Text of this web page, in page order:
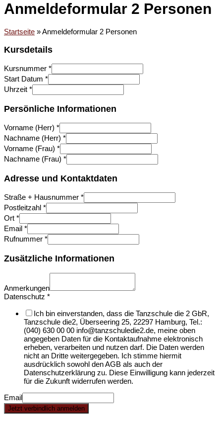
Anmeldeformular 2 Personen
Startseite »Anmeldeformular 2 Personen
Kursdetails
Kursnummer *
Start Datum *
Uhrzeit *
Persönliche Informationen
Vorname (Herr) *
Nachname (Herr) *
Vorname (Frau) *
Nachname (Frau) *
Adresse und Kontaktdaten
Straße + Hausnummer *
Postleitzahl *
Ort *
Email *
Rufnummer *
Zusätzliche Informationen
Anmerkungen
Datenschutz *
Ich bin einverstanden, dass die Tanzschule die 2 GbR,
Tanzschule die2, Überseering 25, 22297 Hamburg, Tel.:
(040) 630 00 00 info@tanzschuledie2.de, meine oben
angegeben Daten für die Kontaktaufnahme elektronisch
erheben, verarbeiten und nutzen darf. Die Daten werden
nicht an Dritte weitergegeben. Ich stimme hiermit
ausdrücklich sowohl den AGB als auch der
Datenschutzerklärung zu. Diese Einwilligung kann jederzeit
für die Zukunft widerrufen werden.
Email
Jetzt verbindlich anmelden